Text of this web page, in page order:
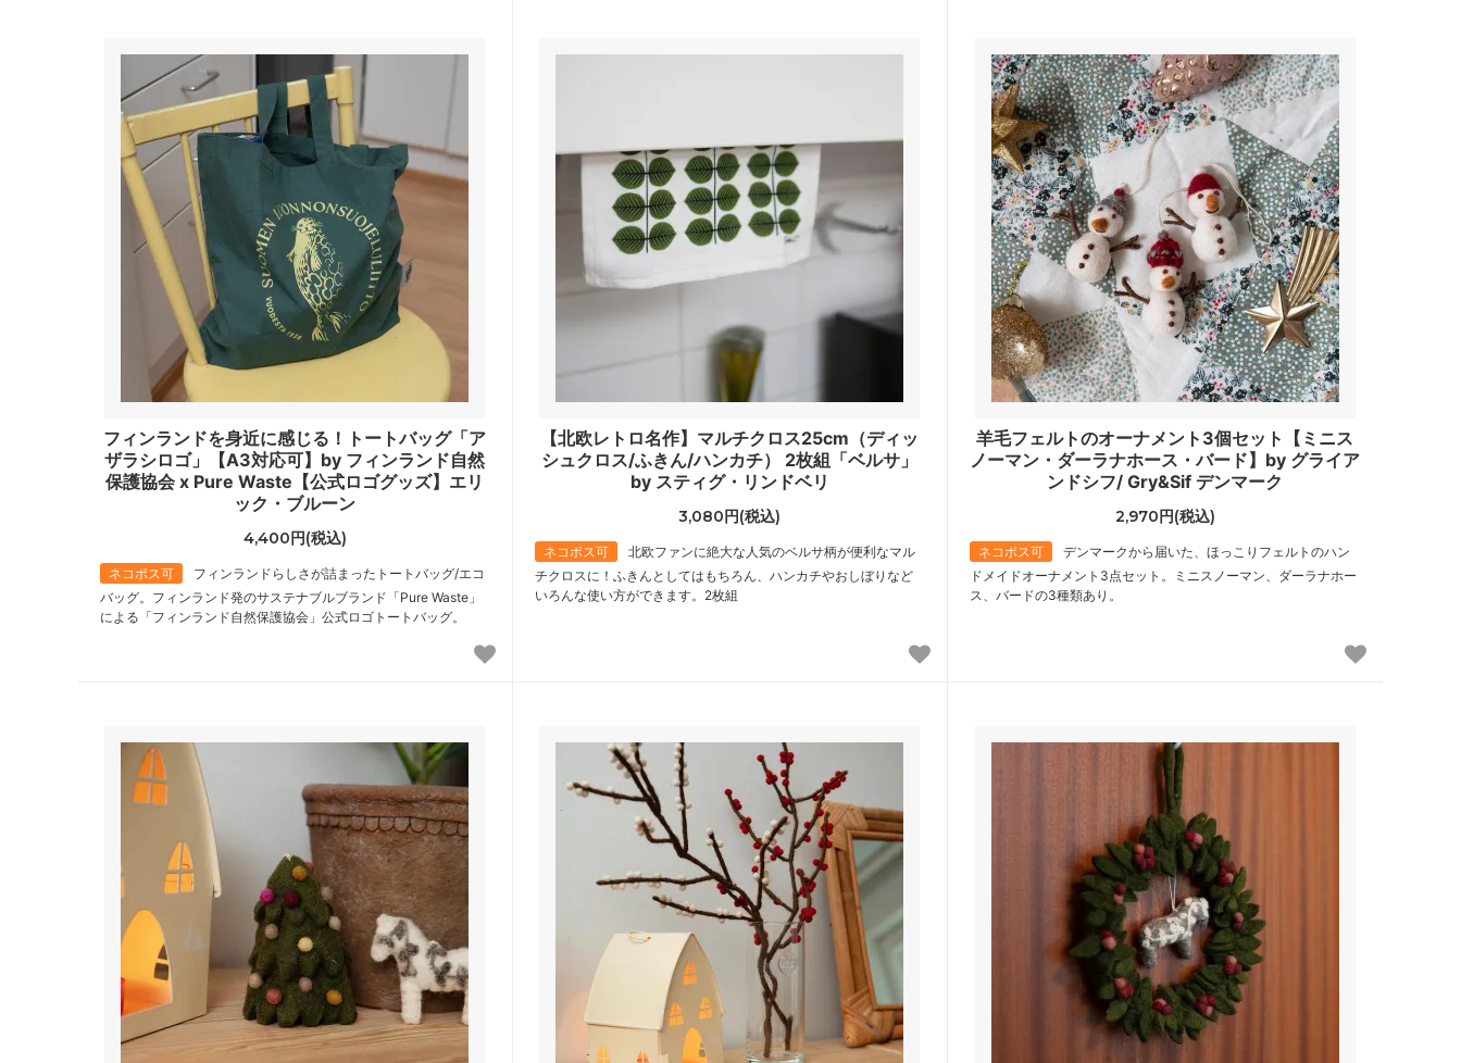
フィンランドを身近に感じる！トートバッグ「ア
ザラシロゴ」【A3対応可】by フィンランド自然
保護協会 x Pure Waste【公式ロゴグッズ】エリ
ック・ブルーン
4,400円(税込)
ネコポス可
フィンランドらしさが詰まったトートバッグ/エコ
バッグ。フィンランド発のサステナブルブランド「Pure Waste」
による「フィンランド自然保護協会」公式ロゴトートバッグ。
【北欧レトロ名作】マルチクロス25cm（ディッ
シュクロス/ふきん/ハンカチ） 2枚組「ベルサ」
by スティグ・リンドベリ
3,080円(税込)
ネコポス可
北欧ファンに絶大な人気のベルサ柄が便利なマル
チクロスに！ふきんとしてはもちろん、ハンカチやおしぼりなど
いろんな使い方ができます。2枚組
羊毛フェルトのオーナメント3個セット【ミニス
ノーマン・ダーラナホース・バード】by グライア
ンドシフ/ Gry&Sif デンマーク
2,970円(税込)
ネコポス可
デンマークから届いた、ほっこりフェルトのハン
ドメイドオーナメント3点セット。ミニスノーマン、ダーラナホー
ス、バードの3種類あり。